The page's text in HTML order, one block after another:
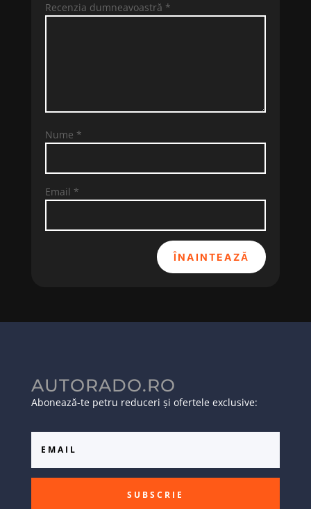
Recenzia dumneavoastră *
Nume *
Email *
ÎNAINTEAZĂ
AUTORADO.RO
Abonează-te petru reduceri și ofertele exclusive:
SUBSCRIE